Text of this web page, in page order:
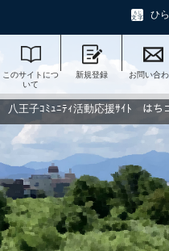
ひ
このサイトにつ
いて
新規登録 お問い合
八王子ｺﾐｭﾆﾃｨ活動応援ｻｲﾄ はち